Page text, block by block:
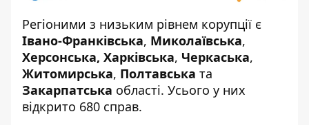
Регіоними з низьким рівнем корупції є
Івано-Франківська, Миколаївська,
Херсонська, Харківська, Черкаська,
Житомирська, Полтавська та
Закарпатська області. Усього у них
відкрито 680 справ.